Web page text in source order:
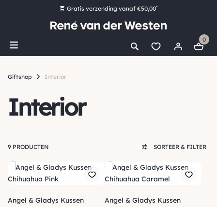
Gratis verzending vanaf €50,00*
Bestel nu, betaal later met Klarna
Ruim 16.000 artikelen op voorraad
0
Giftshop Interior
Interior
9 PRODUCTEN SORTEER & FILTER
Angel & Gladys Kussen
Angel & Gladys Kussen